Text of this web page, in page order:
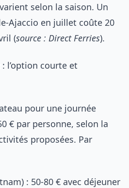
selon la saison. Un
Ajaccio en juillet coûte 20
(source : Direct Ferries).
l’option courte et
pour une journée
€ par personne, selon la
proposées. Par
: 50-80 € avec déjeuner